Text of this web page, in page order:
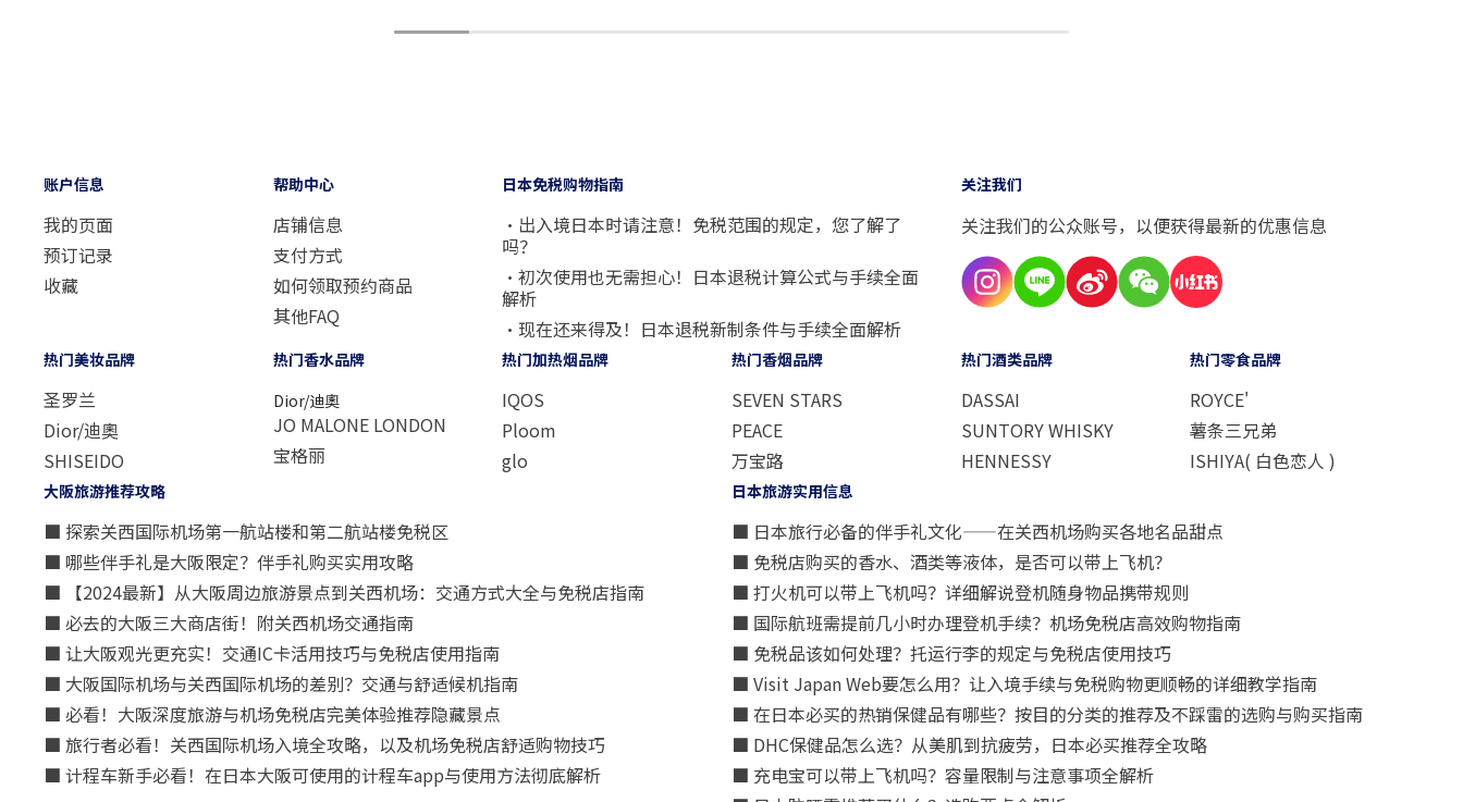
1 2 3 4 5 6 7 8 9
账户信息
我的页面
预订记录
收藏
帮助中心
店铺信息
支付方式
如何领取预约商品
其他FAQ
日本免税购物指南
・出入境日本时请注意！免税范围的规定，您了解了
吗？
・初次使用也无需担心！日本退税计算公式与手续全面
解析
・现在还来得及！日本退税新制条件与手续全面解析
关注我们
关注我们的公众账号，以便获得最新的优惠信息
热门美妆品牌
圣罗兰
Dior/迪奧
SHISEIDO
热门香水品牌
Dior/迪奧
JO MALONE LONDON
宝格丽
热门加热烟品牌
IQOS
Ploom
glo
热门香烟品牌
SEVEN STARS
PEACE
万宝路
热门酒类品牌
DASSAI
SUNTORY WHISKY
HENNESSY
热门零食品牌
ROYCE'
薯条三兄弟
ISHIYA( 白色恋人 )
大阪旅游推荐攻略
■ 探索关西国际机场第一航站楼和第二航站楼免税区
■ 哪些伴手礼是大阪限定？伴手礼购买实用攻略
■ 【2024最新】从大阪周边旅游景点到关西机场：交通方式大全与免税店指南
■ 必去的大阪三大商店街！附关西机场交通指南
■ 让大阪观光更充实！交通IC卡活用技巧与免税店使用指南
■ 大阪国际机场与关西国际机场的差别？交通与舒适候机指南
■ 必看！大阪深度旅游与机场免税店完美体验推荐隐藏景点
■ 旅行者必看！关西国际机场入境全攻略，以及机场免税店舒适购物技巧
■ 计程车新手必看！在日本大阪可使用的计程车app与使用方法彻底解析
日本旅游实用信息
■ 日本旅行必备的伴手礼文化——在关西机场购买各地名品甜点
■ 免税店购买的香水、酒类等液体，是否可以带上飞机？
■ 打火机可以带上飞机吗？详细解说登机随身物品携带规则
■ 国际航班需提前几小时办理登机手续？机场免税店高效购物指南
■ 免税品该如何处理？托运行李的规定与免税店使用技巧
■ Visit Japan Web要怎么用？让入境手续与免税购物更顺畅的详细教学指南
■ 在日本必买的热销保健品有哪些？按目的分类的推荐及不踩雷的选购与购买指南
■ DHC保健品怎么选？从美肌到抗疲劳，日本必买推荐全攻略
■ 充电宝可以带上飞机吗？容量限制与注意事项全解析